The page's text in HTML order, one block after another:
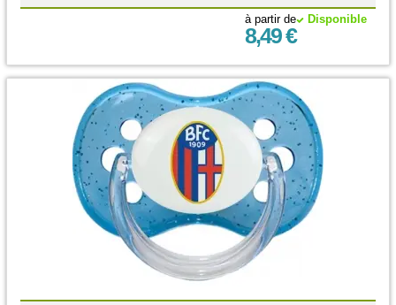
Disponible
à partir de
8,49 €